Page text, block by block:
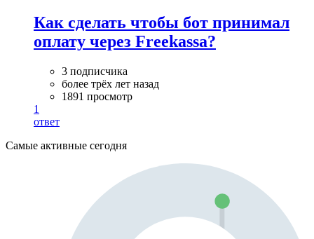
Как сделать чтобы бот принимал
оплату через Freekassa?
3 подписчика
более трёх лет назад
1891 просмотр
1
ответ
Самые активные сегодня